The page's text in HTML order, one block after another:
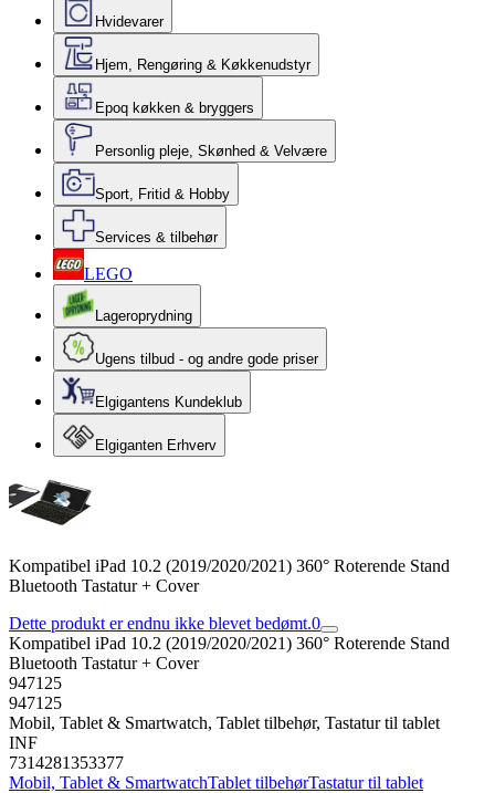
Hvidevarer
Hjem, Rengøring & Køkkenudstyr
Epoq køkken & bryggers
Personlig pleje, Skønhed & Velvære
Sport, Fritid & Hobby
Services & tilbehør
LEGO
Lageroprydning
Ugens tilbud - og andre gode priser
Elgigantens Kundeklub
Elgiganten Erhverv
Kompatibel iPad 10.2 (2019/2020/2021) 360° Roterende Stand
Bluetooth Tastatur + Cover
Dette produkt er endnu ikke blevet bedømt.0
Kompatibel iPad 10.2 (2019/2020/2021) 360° Roterende Stand
Bluetooth Tastatur + Cover
947125
947125
Mobil, Tablet & Smartwatch, Tablet tilbehør, Tastatur til tablet
INF
7314281353377
Mobil, Tablet & SmartwatchTablet tilbehørTastatur til tablet